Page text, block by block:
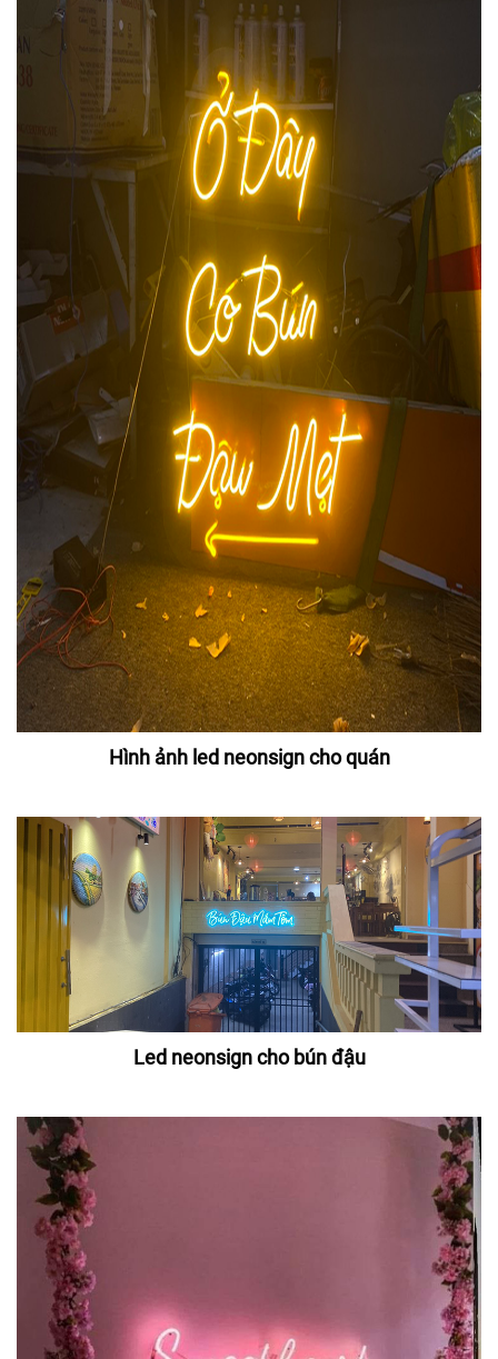
Hình ảnh led neonsign cho quán
Led neonsign cho bún đậu